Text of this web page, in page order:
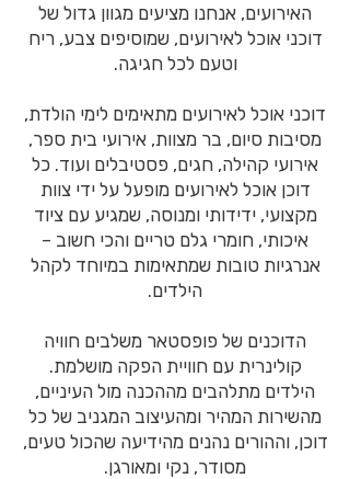
האירועים, אנחנו מציעים מגוון גדול של
דוכני אוכל לאירועים, שמוסיפים צבע, ריח
וטעם לכל חגיגה.
דוכני אוכל לאירועים מתאימים לימי הולדת,
מסיבות סיום, בר מצוות, אירועי בית ספר,
אירועי קהילה, חגים, פסטיבלים ועוד. כל
דוכן אוכל לאירועים מופעל על ידי צוות
מקצועי, ידידותי ומנוסה, שמגיע עם ציוד
איכותי, חומרי גלם טריים והכי חשוב –
אנרגיות טובות שמתאימות במיוחד לקהל
הילדים.
הדוכנים של פופסטאר משלבים חוויה
קולינרית עם חוויית הפקה מושלמת.
הילדים מתלהבים מההכנה מול העיניים,
מהשירות המהיר ומהעיצוב המגניב של כל
דוכן, וההורים נהנים מהידיעה שהכול טעים,
מסודר, נקי ומאורגן.